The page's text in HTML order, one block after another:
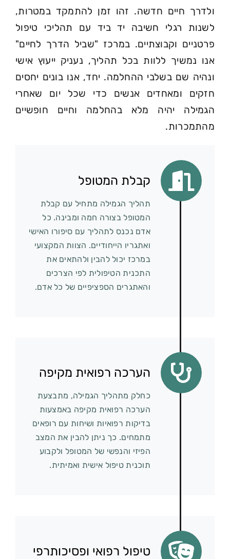
ולדרך חיים חדשה. זהו זמן להתמקד במטרות,
לשנות רגלי חשיבה יד ביד עם תהליכי טיפול
פרטניים וקבוצתיים. במרכז "שביל הדרך לחיים"
אנו נמשיך ללוות בכל תהליך, נעניק ייעוץ אישי
ונהיה שם בשלבי ההחלמה. יחד, אנו בונים יחסים
חזקים ומאחדים אנשים כדי שכל יום שאחרי
הגמילה יהיה מלא בהחלמה וחיים חופשיים
מהתמכרות.
קבלת המטופל
תהליך הגמילה מתחיל עם קבלת
המטופל בצורה חמה ומבינה. כל
אדם נכנס לתהליך עם סיפורו האישי
ואתגריו הייחודיים. הצוות המקצועי
במרכז יכול להבין ולהתאים את
התכנית הטיפולית לפי הצרכים
והאתגרים הספציפיים של כל אדם.
הערכה רפואית מקיפה
כחלק מתהליך הגמילה, מתבצעת
הערכה רפואית מקיפה באמצעות
בדיקות רפואיות ושיחות עם רופאים
מתמחים. כך ניתן להבין את המצב
הפיזי והנפשי של המטופל ולקבוע
תוכנית טיפול אישית ואמיתית.
טיפול רפואי ופסיכותרפי